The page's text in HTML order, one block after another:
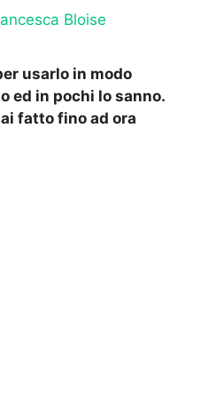
Bloise
usarlo in modo
ed in pochi lo sanno.
fatto fino ad ora